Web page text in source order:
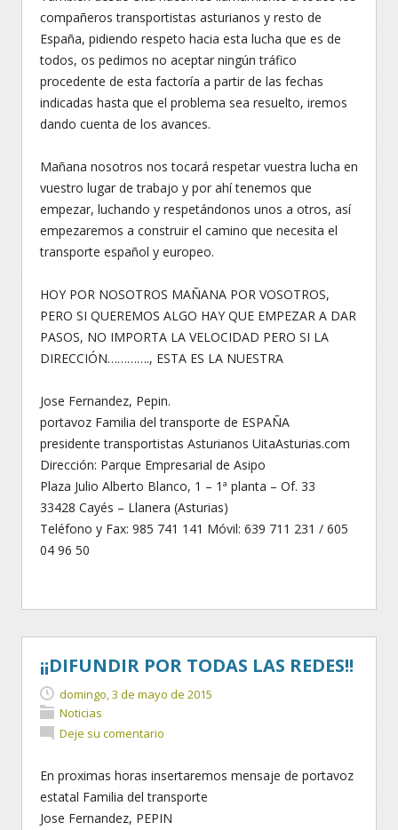
compañeros transportistas asturianos y resto de
España, pidiendo respeto hacia esta lucha que es de
todos, os pedimos no aceptar ningún tráfico
procedente de esta factoría a partir de las fechas
indicadas hasta que el problema sea resuelto, iremos
dando cuenta de los avances.
Mañana nosotros nos tocará respetar vuestra lucha en
vuestro lugar de trabajo y por ahí tenemos que
empezar, luchando y respetándonos unos a otros, así
empezaremos a construir el camino que necesita el
transporte español y europeo.
HOY POR NOSOTROS MAÑANA POR VOSOTROS,
PERO SI QUEREMOS ALGO HAY QUE EMPEZAR A DAR
PASOS, NO IMPORTA LA VELOCIDAD PERO SI LA
DIRECCIÓN…………., ESTA ES LA NUESTRA
Jose Fernandez, Pepin.
portavoz Familia del transporte de ESPAÑA
presidente transportistas Asturianos UitaAsturias.com
Dirección: Parque Empresarial de Asipo
Plaza Julio Alberto Blanco, 1 – 1ª planta – Of. 33
33428 Cayés – Llanera (Asturias)
Teléfono y Fax: 985 741 141 Móvil: 639 711 231 / 605
04 96 50
¡¡DIFUNDIR POR TODAS LAS REDES!!
domingo, 3 de mayo de 2015
Noticias
Deje su comentario
En proximas horas insertaremos mensaje de portavoz
estatal Familia del transporte
Jose Fernandez, PEPIN